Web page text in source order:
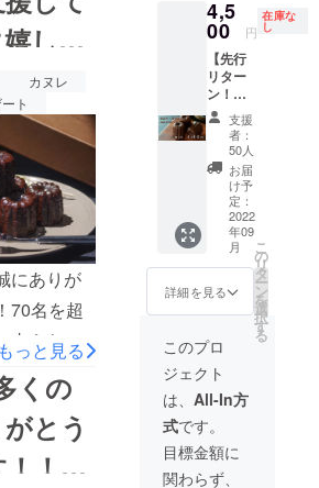
チュール
してい
コレー
苦味のあ
ーベル
トの風
る存在と
す。合わ
で焼いて
ョコレー
ます。カ
シュに使
ートは
ル
産と
ョコレー
しく
”創
ジェ
カヌレ
ト
にありが
70名を超
支えら
間となり
催で不安
がここま
ていた
もっと見る
くの
とう
！！
では手
に入ら
ないオ
リジナ
ルカヌ
レ。 熟
練のパ
ティシ
エ達が
丹精込
めて作
りあげ
まし
た。 こ
の機会
に是非
お召し
い。
4,5
00 円
在庫な
し
【先行
リター
ン！早
割！50
名様限
定セッ
ト】 ー
１セッ
ト：8個
入り ク
ラウド
ファン
ディン
グ以外
では手
ないオ
リジナ
ルカヌ
レ。 熟
練のパ
ティシ
エ達が
丹精込
めて作
支援
者：
50人
お届
け予
定：
2022
年09
月
詳細を見る
こ
の
リ
タ
ー
ン
を
選
択
す
る
このプロ
ジェクト
は、 All-In方
式です。
目標金額に
関わらず、